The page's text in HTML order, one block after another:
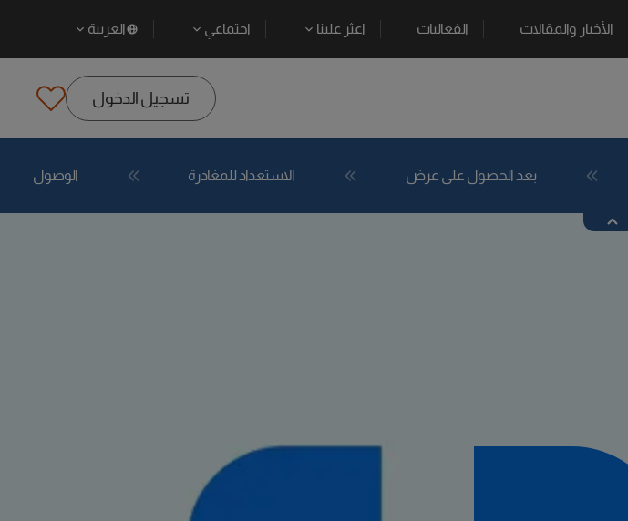
الأخبار والمقالات الفعاليات اعثر علينا اجتماعي العربية
تسجيل الدخول
بعد الحصول على عرض الاستعداد للمغادرة الوصول